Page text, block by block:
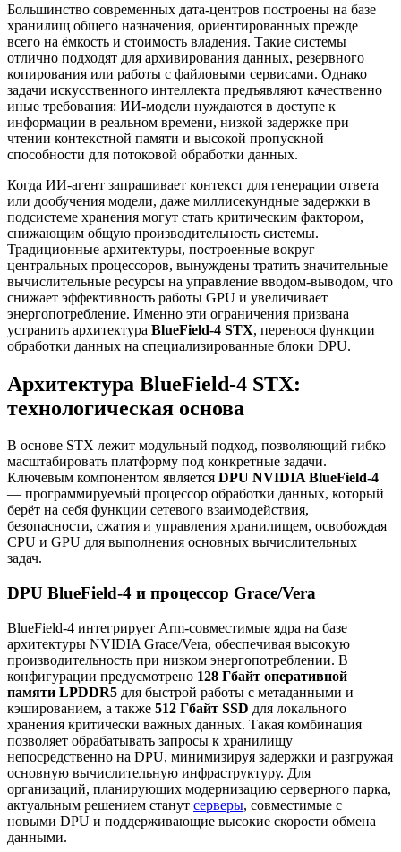
Большинство современных дата-центров построены на базе
хранилищ общего назначения, ориентированных прежде
всего на ёмкость и стоимость владения. Такие системы
отлично подходят для архивирования данных, резервного
копирования или работы с файловыми сервисами. Однако
задачи искусственного интеллекта предъявляют качественно
иные требования: ИИ-модели нуждаются в доступе к
информации в реальном времени, низкой задержке при
чтении контекстной памяти и высокой пропускной
способности для потоковой обработки данных.
Когда ИИ-агент запрашивает контекст для генерации ответа
или дообучения модели, даже миллисекундные задержки в
подсистеме хранения могут стать критическим фактором,
снижающим общую производительность системы.
Традиционные архитектуры, построенные вокруг
центральных процессоров, вынуждены тратить значительные
вычислительные ресурсы на управление вводом-выводом, что
снижает эффективность работы GPU и увеличивает
энергопотребление. Именно эти ограничения призвана
устранить архитектура BlueField-4 STX, перенося функции
обработки данных на специализированные блоки DPU.
Архитектура BlueField-4 STX:
технологическая основа
В основе STX лежит модульный подход, позволяющий гибко
масштабировать платформу под конкретные задачи.
Ключевым компонентом является DPU NVIDIA BlueField-4
— программируемый процессор обработки данных, который
берёт на себя функции сетевого взаимодействия,
безопасности, сжатия и управления хранилищем, освобождая
CPU и GPU для выполнения основных вычислительных
задач.
DPU BlueField-4 и процессор Grace/Vera
BlueField-4 интегрирует Arm-совместимые ядра на базе
архитектуры NVIDIA Grace/Vera, обеспечивая высокую
производительность при низком энергопотреблении. В
конфигурации предусмотрено 128 Гбайт оперативной
памяти LPDDR5 для быстрой работы с метаданными и
кэшированием, а также 512 Гбайт SSD для локального
хранения критически важных данных. Такая комбинация
позволяет обрабатывать запросы к хранилищу
непосредственно на DPU, минимизируя задержки и разгружая
основную вычислительную инфраструктуру. Для
организаций, планирующих модернизацию серверного парка,
актуальным решением станут серверы, совместимые с
новыми DPU и поддерживающие высокие скорости обмена
данными.